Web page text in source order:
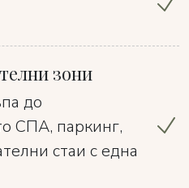
зони
до
СПА, паркинг,
стаи с една